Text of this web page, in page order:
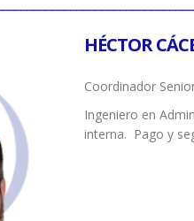
HÉCTOR
Coordinador
Ingeniero en
interna. Pago y